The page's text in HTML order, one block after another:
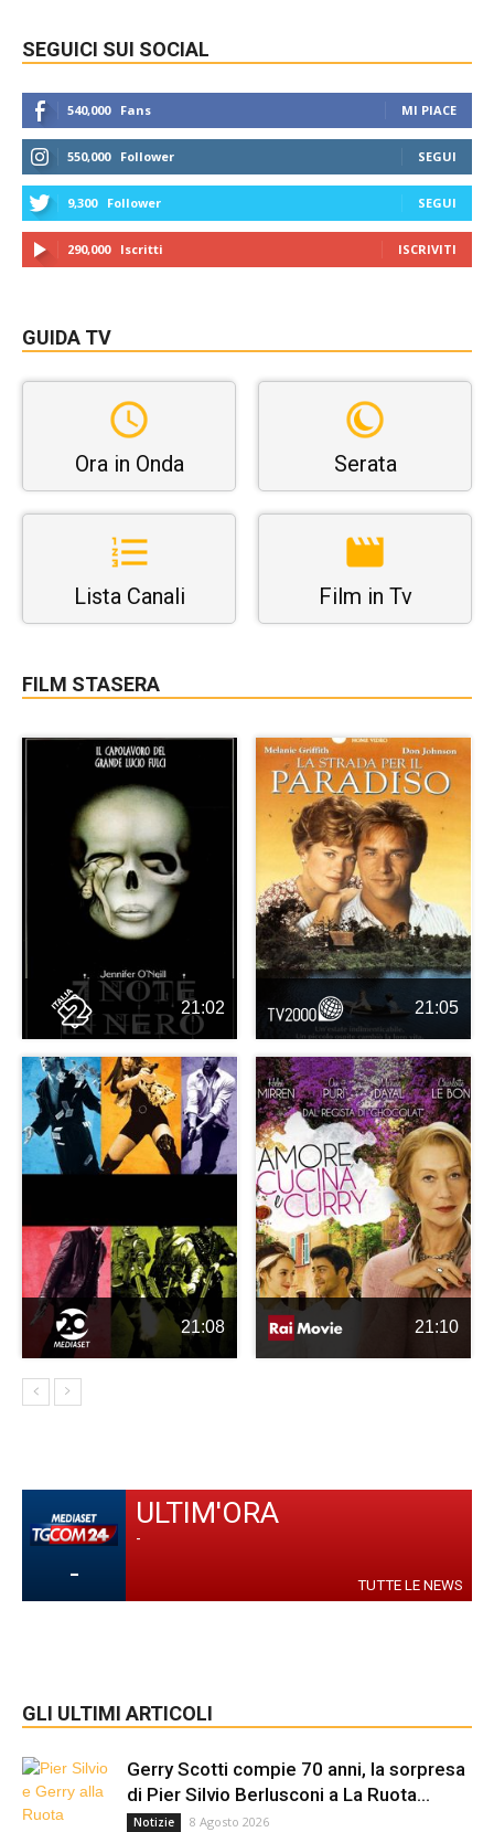
SEGUICI SUI SOCIAL
540,000 Fans MI PIACE
550,000 Follower SEGUI
9,300 Follower SEGUI
290,000 Iscritti ISCRIVITI
GUIDA TV
Ora in Onda Serata
Lista Canali Film in Tv
FILM STASERA
21:02 21:05
21:08 21:10
-
ULTIM'ORA
-
TUTTE LE NEWS
GLI ULTIMI ARTICOLI
Gerry Scotti compie 70 anni, la sorpresa
di Pier Silvio Berlusconi a La Ruota...
Notizie 8 Agosto 2026